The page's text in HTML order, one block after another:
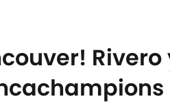
Rivero